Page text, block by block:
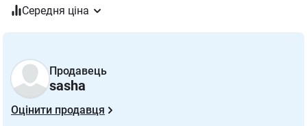
Середня ціна
Продавець
sasha
Оцінити продавця